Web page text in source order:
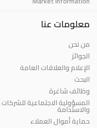
معلومات عنا
من نحن
الجوائز
الإعلام والعلاقات العامة
البحث
وظائف شاغرة
المسؤولية الاجتماعية للشركات
والاستدامة
حماية أموال العملاء